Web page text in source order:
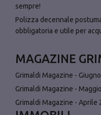
sempre!
Polizza decennale
obbligatoria e utile per
MAGAZINE
Grimaldi Magazine -
Grimaldi Magazine -
Grimaldi Magazine - Aprile